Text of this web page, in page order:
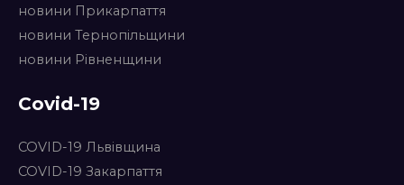
новини Прикарпаття
новини Тернопільщини
новини Рівненщини
Covid-19
COVID-19 Львівщина
COVID-19 Закарпаття